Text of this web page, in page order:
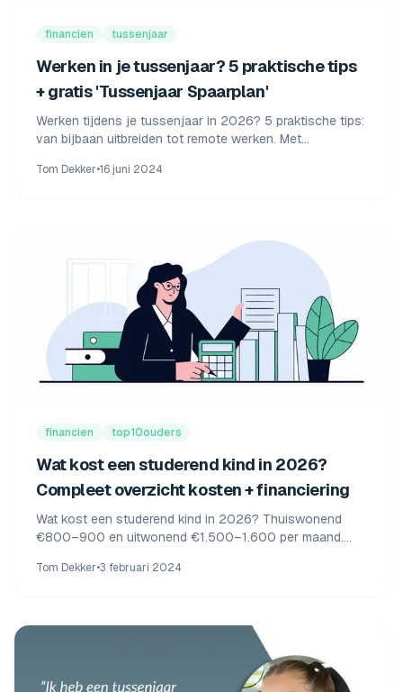
financien tussenjaar
Werken in je tussenjaar? 5 praktische tips
+ gratis 'Tussenjaar Spaarplan'
Werken tijdens je tussenjaar in 2026? 5 praktische tips:
van bijbaan uitbreiden tot remote werken. Met
Tom Dekker•16 juni 2024
financien top10ouders
Wat kost een studerend kind in 2026?
Compleet overzicht kosten + financiering
Wat kost een studerend kind in 2026? Thuiswonend
€800–900 en uitwonend €1.500–1.600 per maand.
basisbeurs én financieringstips voor ouders.
Tom Dekker•3 februari 2024